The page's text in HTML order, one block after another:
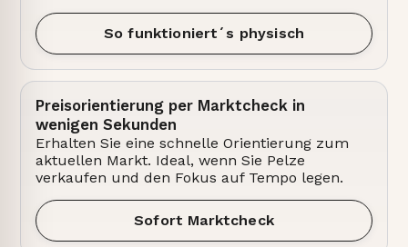
So funktioniert´s physisch
Preisorientierung per Marktcheck in
wenigen Sekunden
Erhalten Sie eine schnelle Orientierung zum
aktuellen Markt. Ideal, wenn Sie Pelze
verkaufen und den Fokus auf Tempo legen.
Sofort Marktcheck